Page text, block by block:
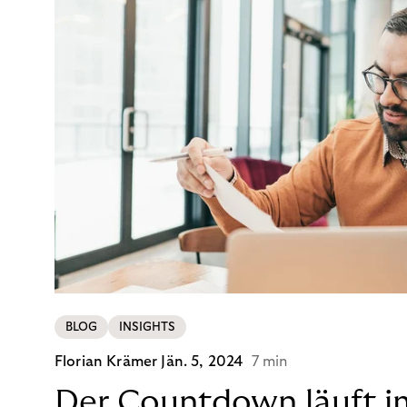
BLOG INSIGHTS
Florian Krämer Jän. 5, 2024 7 min